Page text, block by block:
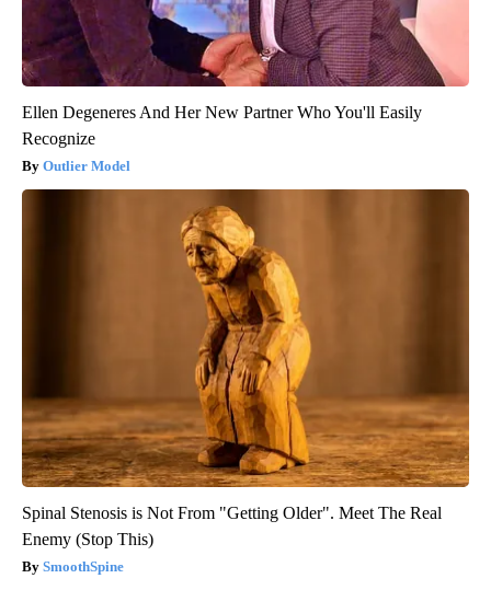
Ellen Degeneres And Her New Partner Who You'll Easily
Recognize
Outlier Model
Spinal Stenosis is Not From "Getting Older". Meet The Real
Enemy (Stop This)
SmoothSpine